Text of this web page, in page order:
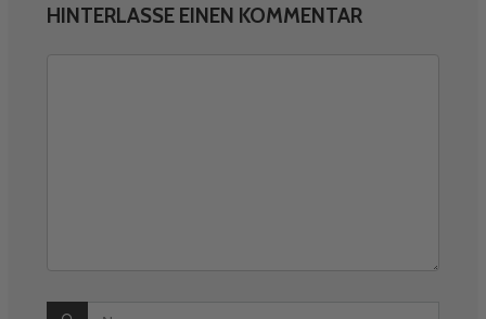
HINTERLASSE EINEN KOMMENTAR